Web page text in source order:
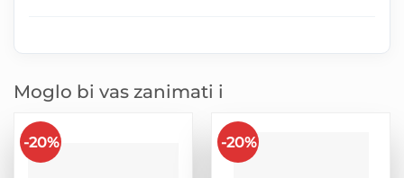
Moglo bi vas zanimati i
-20% -20%